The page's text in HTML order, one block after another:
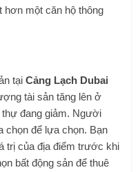
hơn một căn hộ thông
tạiCảng Lạch Dubai
tài sản tăng lên ở
đang giảm. Người
chọn để lựa chọn. Bạn
trị của địa điểm trước khi
bất động sản để thuê